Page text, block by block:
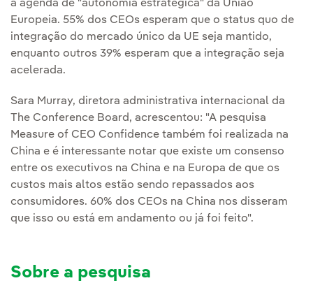
a agenda de "autonomia estratégica" da União
Europeia. 55% dos CEOs esperam que o status quo de
integração do mercado único da UE seja mantido,
enquanto outros 39% esperam que a integração seja
acelerada.
Sara Murray, diretora administrativa internacional da
The Conference Board, acrescentou: "A pesquisa
Measure of CEO Confidence também foi realizada na
China e é interessante notar que existe um consenso
entre os executivos na China e na Europa de que os
custos mais altos estão sendo repassados aos
consumidores. 60% dos CEOs na China nos disseram
que isso ou está em andamento ou já foi feito".
Sobre a pesquisa